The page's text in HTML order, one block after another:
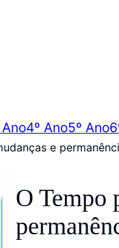
4º Ano5º Ano
e
O Tempo